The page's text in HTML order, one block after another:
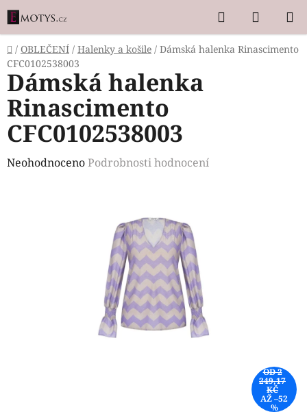
Přejít
na
obsah
Hledat
KOŠÍK
Domů
/ OBLEČENÍ / Halenky a košile / Dámská halenka Rinascimento
CFC0102538003
Dámská halenka
Rinascimento
CFC0102538003
Průměrné
NeohodnocenoPodrobnosti hodnocení
OD 2
249,17
KČ
AŽ –52
%